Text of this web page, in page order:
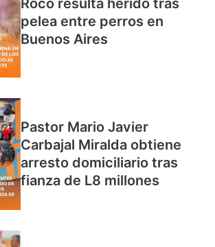
Roco resulta herido tras
pelea entre perros en
Pastor Mario Javier
Carbajal Miralda obtiene
arresto domiciliario tras